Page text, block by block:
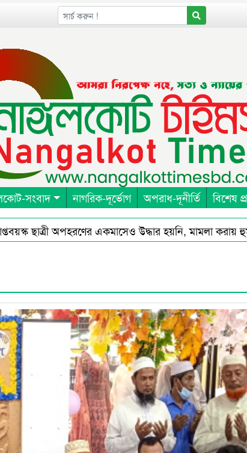
সংবাদ নাগরিক-দূর্ভোগ অপরাধ-দূনীর্তি বিশেষ
ছাত্রী অপহরণের একমাসেও উদ্ধার হয়নি, মামলা করায় হুমকি